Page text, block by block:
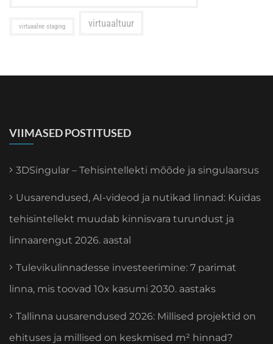
virtuaalne staging virtuaaltuur
VIIMASED POSTITUSED
3DSingular – Tehisintellekti mõõde ja singulaarsus
Uusarendused, AI-videod ja nutikad linnad: Kuidas
tehisintellekt muudab kinnisvara turundust ja
linnaarengut 2026. aastal
Tulevikulinnadesse investeerimine: 7 parimat
linna, mis toovad 10x kasumi 2030. aastaks
Tallinna uusarendused 2026: Millised projektid on
ehituses ja millised on keskmised m² hinnad?